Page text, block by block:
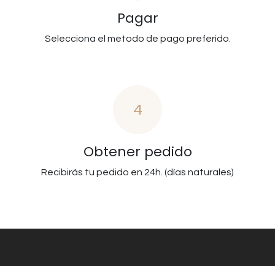
Pagar
Selecciona el metodo de pago preferido.
4
Obtener pedido
Recibirás tu pedido en 24h. (días naturales)